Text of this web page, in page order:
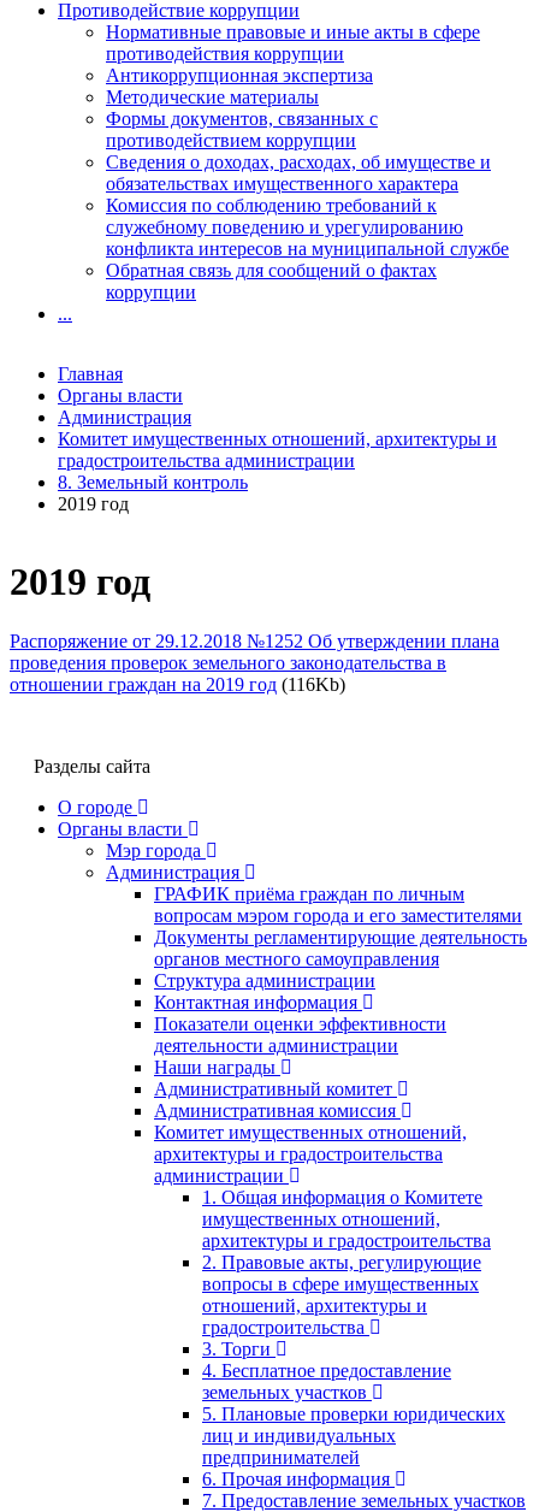
2019 год
Распоряжение от 29.12.2018 №1252 Об утверждении плана
проведения проверок земельного законодательства в
отношении граждан на 2019 год (116Kb)
Разделы сайта
О городе
Органы власти
Мэр города
Администрация
ГРАФИК приёма граждан по личным
вопросам мэром города и его заместителями
Документы регламентирующие деятельность
органов местного самоуправления
Структура администрации
Контактная информация
Показатели оценки эффективности
деятельности администрации
Наши награды
Административный комитет
Административная комиссия
Комитет имущественных отношений,
архитектуры и градостроительства
администрации
1. Общая информация о Комитете
имущественных отношений,
архитектуры и градостроительства
2. Правовые акты, регулирующие
вопросы в сфере имущественных
отношений, архитектуры и
градостроительства
3. Торги
4. Бесплатное предоставление
земельных участков
5. Плановые проверки юридических
лиц и индивидуальных
предпринимателей
6. Прочая информация
7. Предоставление земельных участков
Противодействие коррупции
Нормативные правовые и иные акты в сфере
противодействия коррупции
Антикоррупционная экспертиза
Методические материалы
Формы документов, связанных с
противодействием коррупции
Сведения о доходах, расходах, об имуществе и
обязательствах имущественного характера
Комиссия по соблюдению требований к
служебному поведению и урегулированию
конфликта интересов на муниципальной службе
Обратная связь для сообщений о фактах
коррупции
...
Главная
Органы власти
Администрация
Комитет имущественных отношений, архитектуры и
градостроительства администрации
8. Земельный контроль
2019 год